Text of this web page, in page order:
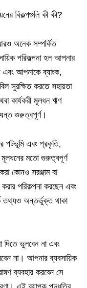
বিকল্পগুলি কী কী?
অনেক সম্পর্কিত
পরিকল্পনা হল আপনার
এবং আপনাকে ব্যাংক,
সুরক্ষিত করতে সহায়তা
কার্যকরী মূলধন ঋণ
গুরুত্বপূর্ণ।
পটভূমি এবং প্রকৃতি,
মূলধনের মতো গুরুত্বপূর্ণ
কোনও সরঞ্জাম বা
পরিকল্পনা করছেন এবং
তথ্যও অন্তর্ভুক্ত থাকা
দিতে ভুলবেন না এবং
না। আপনার ব্যবসায়িক
ব্যবহার করবেন সে